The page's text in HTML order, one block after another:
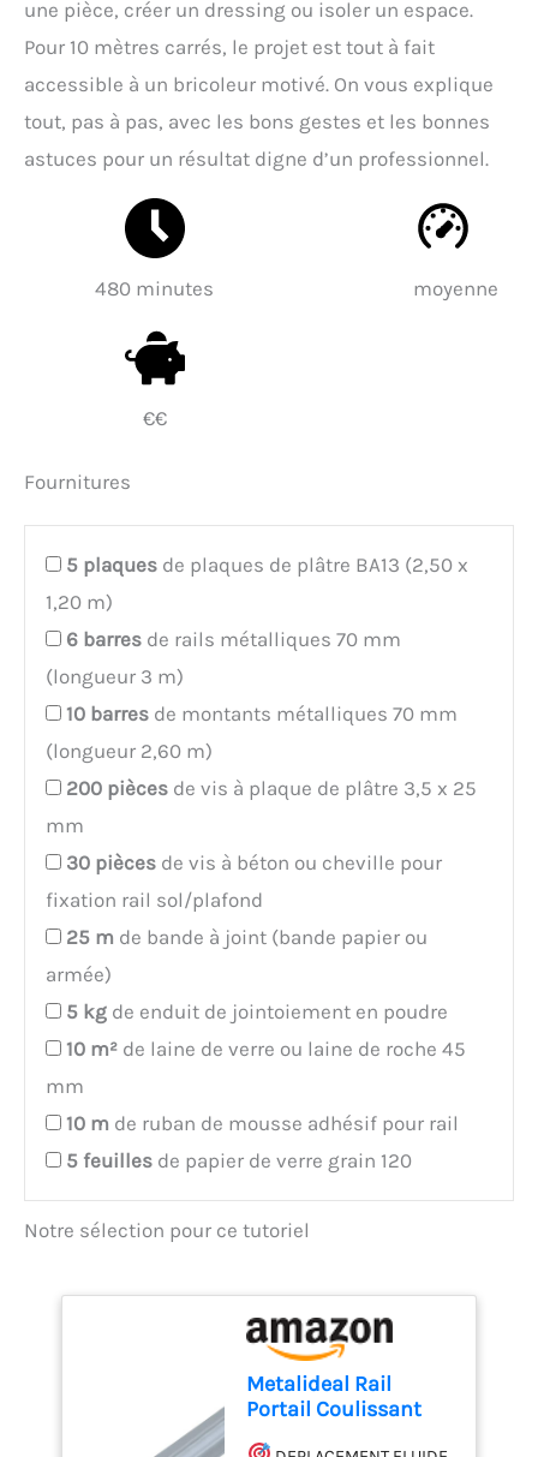
une pièce, créer un dressing ou isoler un espace.
Pour 10 mètres carrés, le projet est tout à fait
accessible à un bricoleur motivé. On vous explique
tout, pas à pas, avec les bons gestes et les bonnes
astuces pour un résultat digne d’un professionnel.
480 minutes moyenne
€€
Fournitures
5 plaques de plaques de plâtre BA13 (2,50 x
1,20 m)
6 barres de rails métalliques 70 mm
(longueur 3 m)
10 barres de montants métalliques 70 mm
(longueur 2,60 m)
200 pièces de vis à plaque de plâtre 3,5 x 25
mm
30 pièces de vis à béton ou cheville pour
fixation rail sol/plafond
25 m de bande à joint (bande papier ou
armée)
5 kg de enduit de jointoiement en poudre
10 m² de laine de verre ou laine de roche 45
mm
10 m de ruban de mousse adhésif pour rail
5 feuilles de papier de verre grain 120
Notre sélection pour ce tutoriel
Metalideal Rail
Portail Coulissant